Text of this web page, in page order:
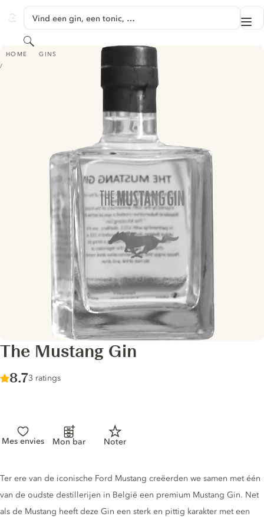
GINVENTORY
Vind een gin, een tonic, …
Zoeken
HOME GINS
THE MUSTANG GIN
The Mustang Gin
Score :
8.7/ 10
3 ratings
Mes envies Mon bar Noter
Gin description
Ter ere van de iconische Ford Mustang creëerden we samen met één
van de oudste destillerijen in België een premium Mustang Gin. Net
als de Mustang heeft deze Gin een sterk en pittig karakter met een